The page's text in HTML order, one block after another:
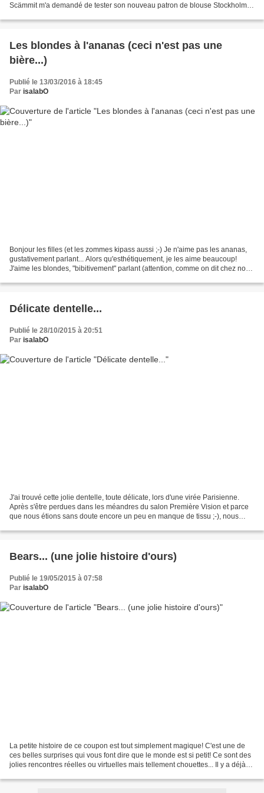
Scämmit m'a demandé de tester son nouveau patron de blouse Stockholm,
Les blondes à l'ananas (ceci n'est pas une
bière...)
Publié le 13/03/2016 à 18:45
Par isalabO
Bonjour les filles (et les zommes kipass aussi ;-) Je n'aime pas les ananas,
gustativement parlant... Alors qu'esthétiquement, je les aime beaucoup!
J'aime les blondes, "bibitivement" parlant (attention, comme on dit chez nous
Délicate dentelle...
Publié le 28/10/2015 à 20:51
Par isalabO
J'ai trouvé cette jolie dentelle, toute délicate, lors d'une virée Parisienne.
Après s'être perdues dans les méandres du salon Première Vision et parce
que nous étions sans doute encore un peu en manque de tissu ;-), nous
Bears... (une jolie histoire d'ours)
Publié le 19/05/2015 à 07:58
Par isalabO
La petite histoire de ce coupon est tout simplement magique! C'est une de
ces belles surprises qui vous font dire que le monde est si petit! Ce sont des
jolies rencontres réelles ou virtuelles mais tellement chouettes... Il y a déjà